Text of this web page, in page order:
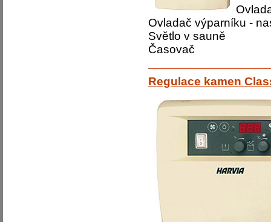
Ovladač výparníku -
Světlo v sauně
Časovač
Regulace kamen